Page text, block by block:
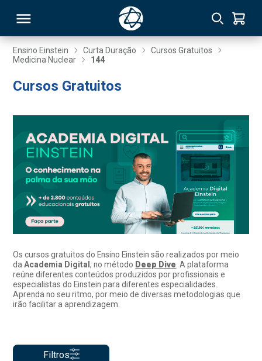
Ensino Einstein Curta Duração
Cursos Gratuitos
Medicina Nuclear
144
Cursos Gratuitos
Os cursos gratuitos do Ensino Einstein são realizados por meio
daAcademia Digital, no método Deep Dive. A plataforma
reúne diferentes conteúdos produzidos por profissionais e
especialistas do Einstein para diferentes especialidades.
Aprenda no seu ritmo, por meio de diversas metodologias que
irão facilitar a aprendizagem.
Filtros